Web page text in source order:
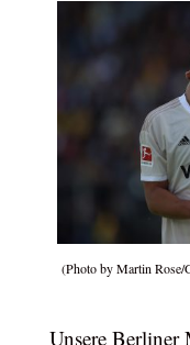
(Photo by Martin Rose/
Unsere Berliner